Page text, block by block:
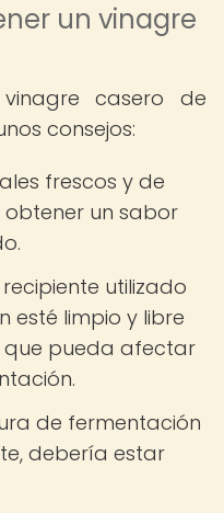
un vinagre
casero de
consejos:
frescos y de
un sabor
utilizado
esté limpio y libre
que pueda afectar
de fermentación
debería estar